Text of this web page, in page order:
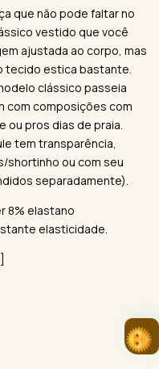
que não pode faltar no
vestido que você
ajustada ao corpo, mas
tecido estica bastante.
clássico passeia
com composições com
ou pros dias de praia.
tem transparência,
shortinho ou com seu
separadamente).
8% elastano
elasticidade.